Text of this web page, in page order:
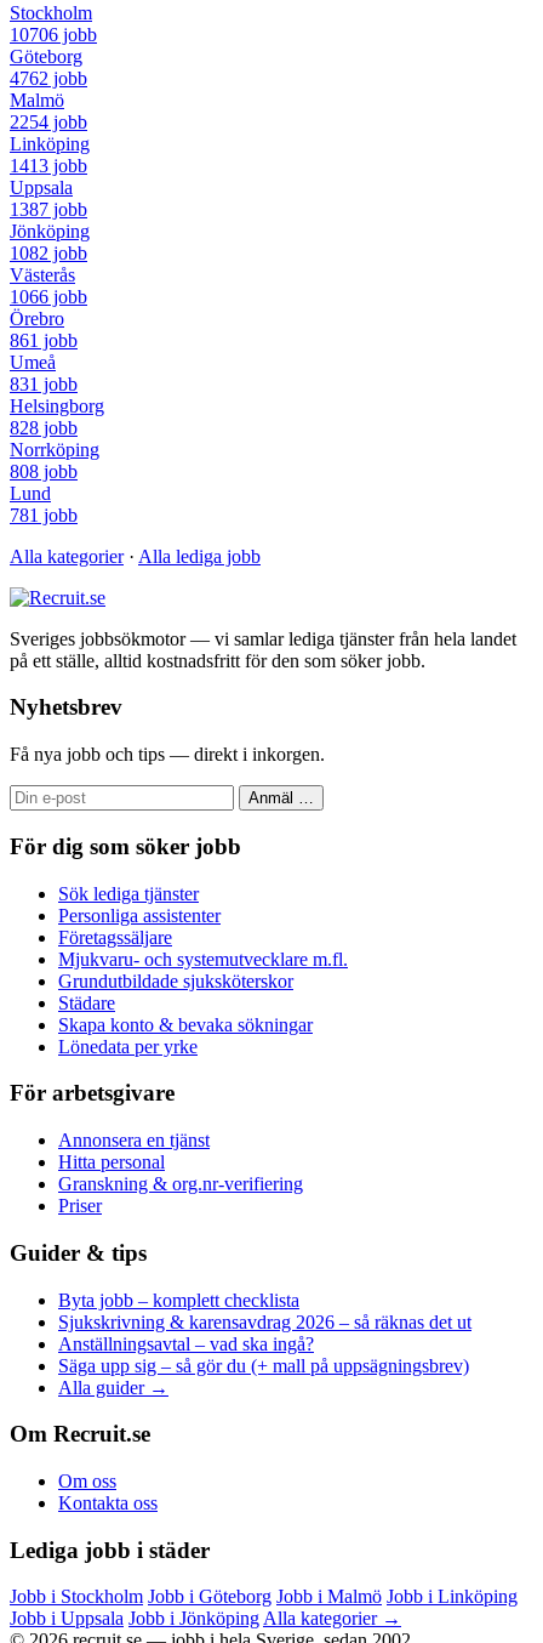
Stockholm
10706 jobb
Göteborg
4762 jobb
Malmö
2254 jobb
Linköping
1413 jobb
Uppsala
1387 jobb
Jönköping
1082 jobb
Västerås
1066 jobb
Örebro
861 jobb
Umeå
831 jobb
Helsingborg
828 jobb
Norrköping
808 jobb
Lund
781 jobb
Alla kategorier· Alla lediga jobb
Sveriges jobbsökmotor — vi samlar lediga tjänster från hela landet
på ett ställe, alltid kostnadsfritt för den som söker jobb.
Nyhetsbrev
Få nya jobb och tips — direkt i inkorgen.
Anmäl …
För dig som söker jobb
Sök lediga tjänster
Personliga assistenter
Företagssäljare
Mjukvaru- och systemutvecklare m.fl.
Grundutbildade sjuksköterskor
Städare
Skapa konto & bevaka sökningar
Lönedata per yrke
För arbetsgivare
Annonsera en tjänst
Hitta personal
Granskning & org.nr-verifiering
Priser
Guider & tips
Byta jobb – komplett checklista
Sjukskrivning & karensavdrag 2026 – så räknas det ut
Anställningsavtal – vad ska ingå?
Säga upp sig – så gör du (+ mall på uppsägningsbrev)
Alla guider →
Om Recruit.se
Om oss
Kontakta oss
Lediga jobb i städer
Jobb i Stockholm Jobb i Göteborg Jobb i Malmö Jobb i Linköping
Jobb i Uppsala Jobb i Jönköping Alla kategorier →